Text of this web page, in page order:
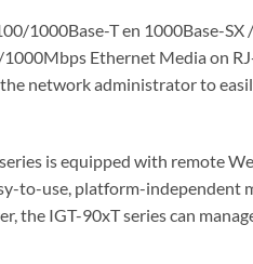
1000Base-T en 1000Base-
Ethernet Media on
network administrator to
is equipped with remote
to-use, platform-independent
the IGT-90xT series can